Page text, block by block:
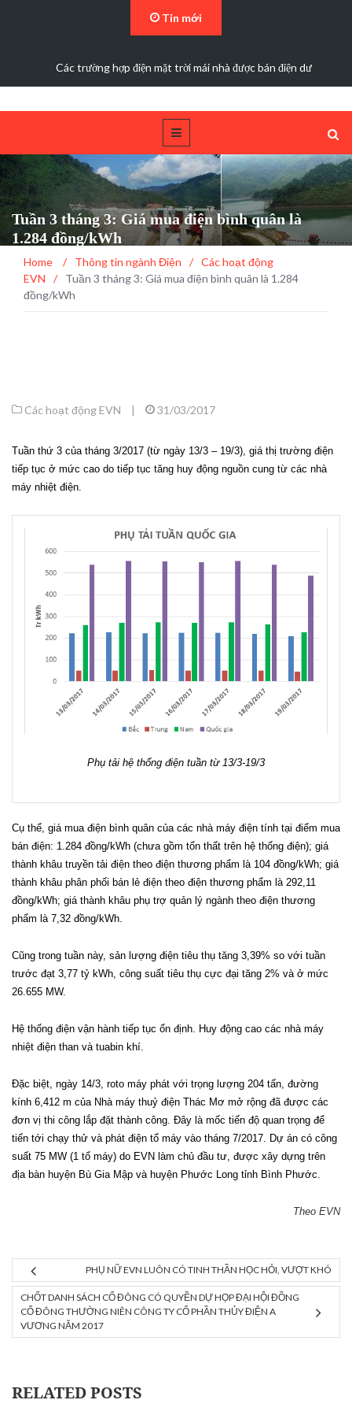
Tin mới
Các trường hợp điện mặt trời mái nhà được bán điện dư
Tuần 3 tháng 3: Giá mua điện bình quân là
1.284 đồng/kWh
Home / Thông tin ngành Điện / Các hoạt động
EVN
/
Tuần 3 tháng 3: Giá mua điện bình quân là 1.284
đồng/kWh
Các hoạt động EVN | 31/03/2017
Tuần thứ 3 của tháng 3/2017 (từ ngày 13/3 – 19/3), giá thị trường điện
tiếp tục ở mức cao do tiếp tục tăng huy động nguồn cung từ các nhà
máy nhiệt điện.
Phụ tải hệ thống điện tuần từ 13/3-19/3
Cụ thể, giá mua điện bình quân của các nhà máy điện tính tại điểm mua
bán điện: 1.284 đồng/kWh (chưa gồm tổn thất trên hệ thống điện); giá
thành khâu truyền tải điện theo điện thương phẩm là 104 đồng/kWh; giá
thành khâu phân phối bán lẻ điện theo điện thương phẩm là 292,11
đồng/kWh; giá thành khâu phụ trợ quản lý ngành theo điện thương
phẩm là 7,32 đồng/kWh.
Cũng trong tuần này, sản lượng điện tiêu thụ tăng 3,39% so với tuần
trước đạt 3,77 tỷ kWh, công suất tiêu thụ cực đại tăng 2% và ở mức
26.655 MW.
Hệ thống điện vận hành tiếp tục ổn định. Huy động cao các nhà máy
nhiệt điện than và tuabin khí.
Đặc biệt, ngày 14/3, roto máy phát với trọng lượng 204 tấn, đường
kính 6,412 m của Nhà máy thuỷ điện Thác Mơ mở rộng đã được các
đơn vị thi công lắp đặt thành công. Đây là mốc tiến độ quan trọng để
tiến tới chạy thử và phát điện tổ máy vào tháng 7/2017. Dự án có công
suất 75 MW (1 tổ máy) do EVN làm chủ đầu tư, được xây dựng trên
địa bàn huyện Bù Gia Mập và huyện Phước Long tỉnh Bình Phước.
Theo EVN
PHỤ NỮ EVN LUÔN CÓ TINH THẦN HỌC HỎI, VƯỢT KHÓ
CHỐT DANH SÁCH CỔ ĐÔNG CÓ QUYỀN DỰ HỌP ĐẠI HỘI ĐỒNG
CỔ ĐÔNG THƯỜNG NIÊN CÔNG TY CỔ PHẦN THỦY ĐIỆN A
VƯƠNG NĂM 2017
RELATED POSTS